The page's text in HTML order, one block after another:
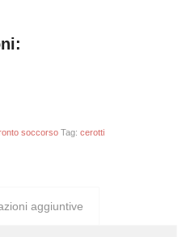
soccorso Tag:cerotti
aggiuntive